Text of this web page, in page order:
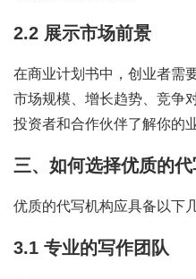
2.2 展示市场前景
在商业计划书中，创业者需
市场规模、增长趋势、竞争
投资者和合作伙伴了解你的
三、如何选择优质的
优质的代写机构应具备以下
3.1 专业的写作团队